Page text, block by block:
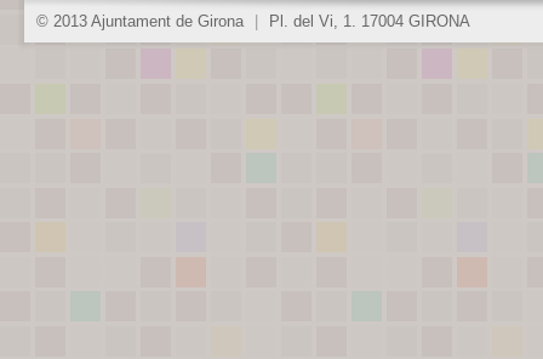
© 2013 Ajuntament de Girona Pl. del Vi, 1. 17004 GIRONA